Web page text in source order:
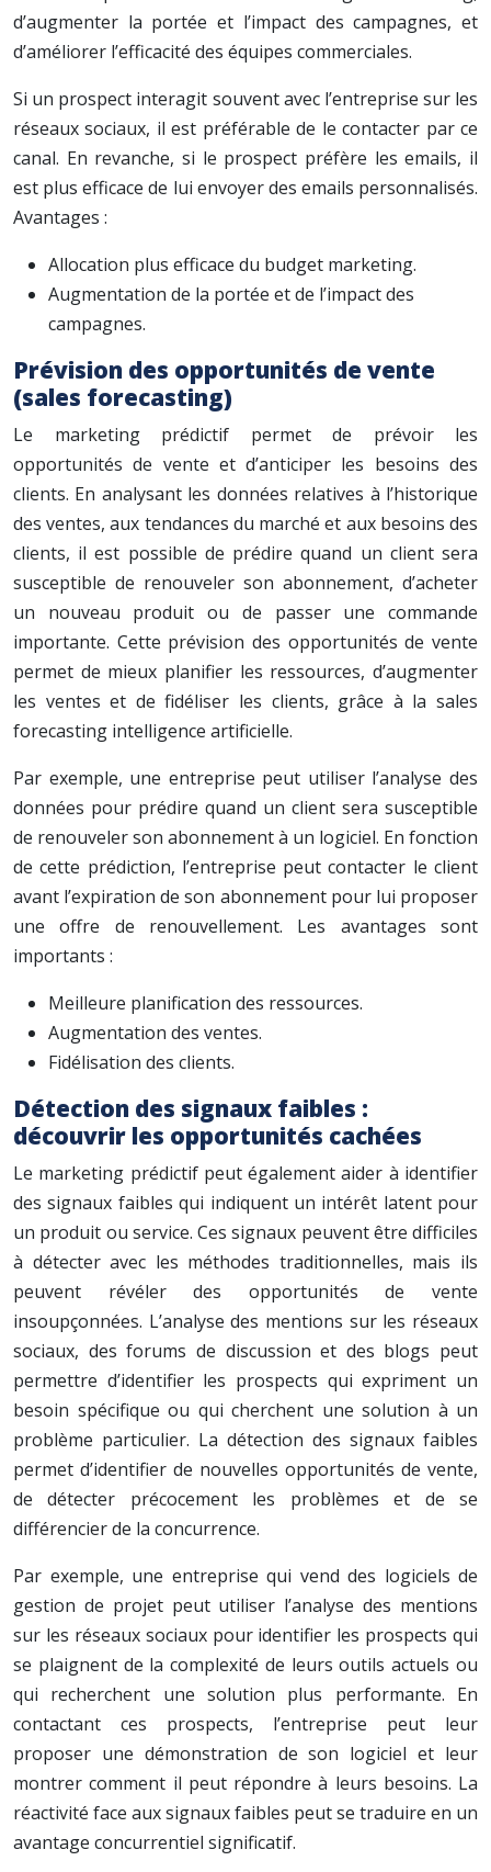
d’augmenter la portée et l’impact des campagnes, et
d’améliorer l’efficacité des équipes commerciales.
Si un prospect interagit souvent avec l’entreprise sur les
réseaux sociaux, il est préférable de le contacter par ce
canal. En revanche, si le prospect préfère les emails, il
est plus efficace de lui envoyer des emails personnalisés.
Avantages :
Allocation plus efficace du budget marketing.
Augmentation de la portée et de l’impact des
campagnes.
Prévision des opportunités de vente
(sales forecasting)
Le marketing prédictif permet de prévoir les
opportunités de vente et d’anticiper les besoins des
clients. En analysant les données relatives à l’historique
des ventes, aux tendances du marché et aux besoins des
clients, il est possible de prédire quand un client sera
susceptible de renouveler son abonnement, d’acheter
un nouveau produit ou de passer une commande
importante. Cette prévision des opportunités de vente
permet de mieux planifier les ressources, d’augmenter
les ventes et de fidéliser les clients, grâce à la sales
forecasting intelligence artificielle.
Par exemple, une entreprise peut utiliser l’analyse des
données pour prédire quand un client sera susceptible
de renouveler son abonnement à un logiciel. En fonction
de cette prédiction, l’entreprise peut contacter le client
avant l’expiration de son abonnement pour lui proposer
une offre de renouvellement. Les avantages sont
importants :
Meilleure planification des ressources.
Augmentation des ventes.
Fidélisation des clients.
Détection des signaux faibles :
découvrir les opportunités cachées
Le marketing prédictif peut également aider à identifier
des signaux faibles qui indiquent un intérêt latent pour
un produit ou service. Ces signaux peuvent être difficiles
à détecter avec les méthodes traditionnelles, mais ils
peuvent révéler des opportunités de vente
insoupçonnées. L’analyse des mentions sur les réseaux
sociaux, des forums de discussion et des blogs peut
permettre d’identifier les prospects qui expriment un
besoin spécifique ou qui cherchent une solution à un
problème particulier. La détection des signaux faibles
permet d’identifier de nouvelles opportunités de vente,
de détecter précocement les problèmes et de se
différencier de la concurrence.
Par exemple, une entreprise qui vend des logiciels de
gestion de projet peut utiliser l’analyse des mentions
sur les réseaux sociaux pour identifier les prospects qui
se plaignent de la complexité de leurs outils actuels ou
qui recherchent une solution plus performante. En
contactant ces prospects, l’entreprise peut leur
proposer une démonstration de son logiciel et leur
montrer comment il peut répondre à leurs besoins. La
réactivité face aux signaux faibles peut se traduire en un
avantage concurrentiel significatif.